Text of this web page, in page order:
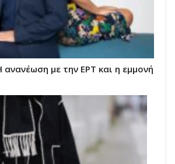
ανανέωση με την ΕΡΤ και η εμμονή